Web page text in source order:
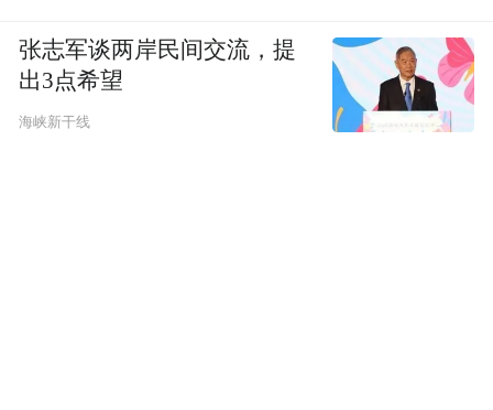
张志军谈两岸民间交流，提
出3点希望
海峡新干线